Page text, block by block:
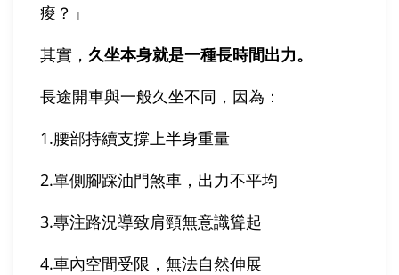
痠？」
其實， 久坐本身就是一種長時間出力。
長途開車與一般久坐不同，因為：
1.腰部持續支撐上半身重量
2.單側腳踩油門煞車，出力不平均
3.專注路況導致肩頸無意識聳起
4.車內空間受限，無法自然伸展